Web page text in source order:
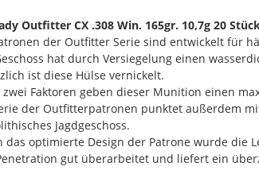
Outfitter CX .308 Win. 165gr. 10,7g 20
der Outfitter Serie sind entwickelt für
hat durch Versiegelung einen
ist diese Hülse vernickelt.
zwei Faktoren geben dieser Munition einen
der Outfitterpatronen punktet außerdem
Jagdgeschoss.
das optimierte Design der Patrone wurde die
gut überarbeitet und liefert ein